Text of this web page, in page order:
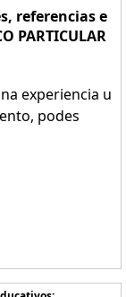
referencias e
PARTICULAR
experiencia u
podes